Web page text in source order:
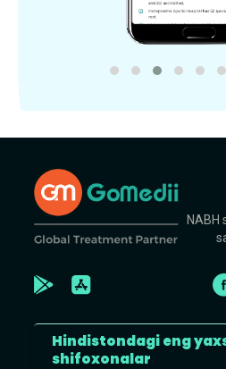
NABH
Hindistondagi eng
shifoxonalar